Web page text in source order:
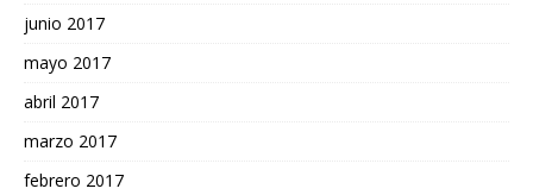
junio 2017
mayo 2017
abril 2017
marzo 2017
febrero 2017